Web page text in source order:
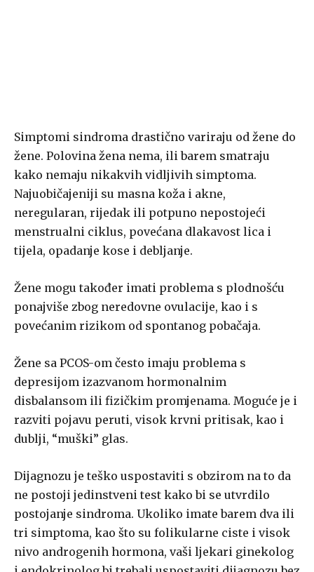
Simptomi sindroma drastično variraju od žene do
žene. Polovina žena nema, ili barem smatraju
kako nemaju nikakvih vidljivih simptoma.
Najuobičajeniji su masna koža i akne,
neregularan, rijedak ili potpuno nepostojeći
menstrualni ciklus, povećana dlakavost lica i
tijela, opadanje kose i debljanje.
Žene mogu također imati problema s plodnošću
ponajviše zbog neredovne ovulacije, kao i s
povećanim rizikom od spontanog pobačaja.
Žene sa PCOS-om često imaju problema s
depresijom izazvanom hormonalnim
disbalansom ili fizičkim promjenama. Moguće je i
razviti pojavu peruti, visok krvni pritisak, kao i
dublji, “muški” glas.
Dijagnozu je teško uspostaviti s obzirom na to da
ne postoji jedinstveni test kako bi se utvrdilo
postojanje sindroma. Ukoliko imate barem dva ili
tri simptoma, kao što su folikularne ciste i visok
nivo androgenih hormona, vaši ljekari ginekolog